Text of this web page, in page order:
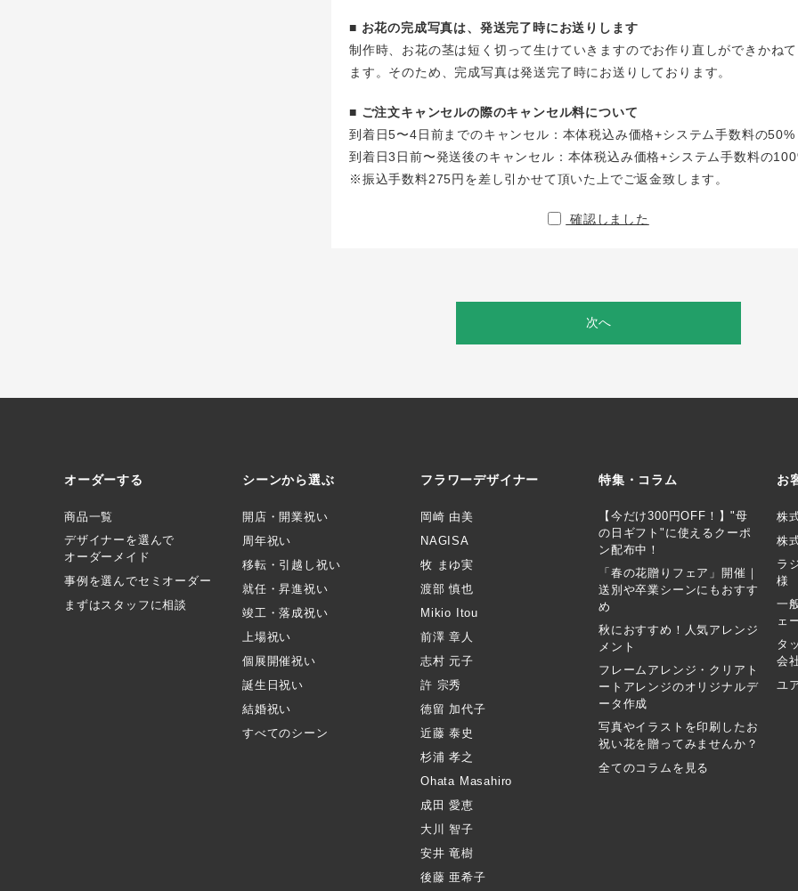
■ お花の完成写真は、発送完了時にお送りします
制作時、お花の茎は短く切って生けていきますのでお作り直しができかね
ます。そのため、完成写真は発送完了時にお送りしております。
■ ご注文キャンセルの際のキャンセル料について
到着日5〜4日前までのキャンセル：本体税込み価格+システム手数料の50%
到着日3日前〜発送後のキャンセル：本体税込み価格+システム手数料の
※振込手数料275円を差し引かせて頂いた上でご返金致します。
確認しました
次へ
オーダーする
商品一覧
デザイナーを選んで
オーダーメイド
事例を選んでセミオーダー
まずはスタッフに相談
シーンから選ぶ
開店・開業祝い
周年祝い
移転・引越し祝い
就任・昇進祝い
竣工・落成祝い
上場祝い
個展開催祝い
誕生日祝い
結婚祝い
すべてのシーン
フラワーデザイナー
岡崎 由美
NAGISA
牧 まゆ実
渡部 慎也
Mikio Itou
前澤 章人
志村 元子
許 宗秀
徳留 加代子
近藤 泰史
杉浦 孝之
Ohata Masahiro
成田 愛恵
大川 智子
安井 竜樹
後藤 亜希子
特集・コラム
【今だけ300円OFF！】"母
の日ギフト"に使えるクーポ
ン配布中！
「春の花贈りフェア」開催｜
送別や卒業シーンにもおすす
め
秋におすすめ！人気アレンジ
メント
フレームアレンジ・クリアト
ートアレンジのオリジナルデ
ータ作成
写真やイラストを印刷したお
祝い花を贈ってみませんか？
全てのコラムを見る
お
株
株
ラ
様
一
ェ
タ
会
ユ